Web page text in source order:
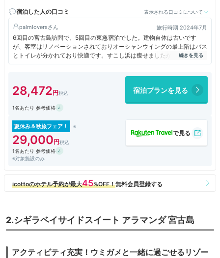
宿泊した人の口コミ 表示される口コミについて
palmlovers 旅行時期 2024年7月
6回目の宮古島訪問で、5回目の東急宿泊でした。建物自体は古いです
が、客室はリノベーションされておりオーシャンウイングの最上階はバス
とトイレが分かれており快適です。すこし浜は痩せましたが、前浜に面し
ている立地は他のホテルのでは経験できない感動が得られます。朝夕の食
28,472 宿泊プランを見る
1名あたり 参考価格
夏休み＆秋旅フェア！
29,000
1名あたり 参考価格
※対象施設のみ
2.シギラベイサイドスイート アラマンダ 宮古島
アクティビティ充実！ウミガメと一緒に過ごせるリゾー